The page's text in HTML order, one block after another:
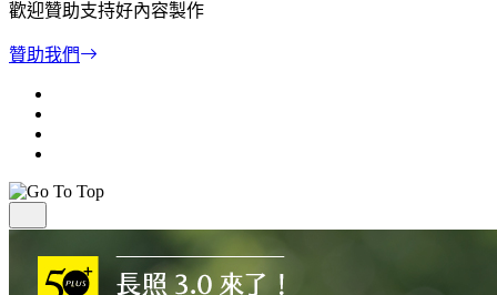
歡迎贊助支持好內容製作
贊助我們